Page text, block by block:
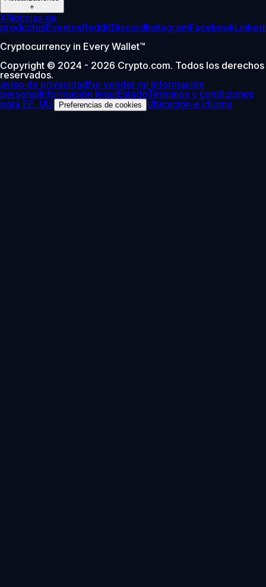
+
XNoticias de
productosEventosRedditDiscordInstagramFacebook
Cryptocurrency in Every Wallet™
Copyright © 2024 - 2026 Crypto.com. Todos los derechos
reservados.
aviso de privacidadNo vender mi información
personalInformación legalEstadoTérminos y condiciones
para EE. UU.
Preferencias de cookies Ubicación e idioma